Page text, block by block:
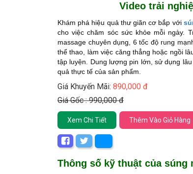
Video trải
Khám phá hiệu quả thư giãn cơ bắp với
cho việc chăm sóc sức khỏe mỗi ngày.
massage chuyên dụng, 6 tốc độ rung
thể thao, làm việc căng thẳng hoặc ngồi
tập luyện. Dung lượng pin lớn, sử dụng
quả thực tế của sản phẩm.
Giá Khuyến Mãi: 890,000 đ
Giá Gốc : 990,000 đ
Xem Chi Tiết Thêm Vào Giỏ Hàng
Thông số kỹ thuật của súng